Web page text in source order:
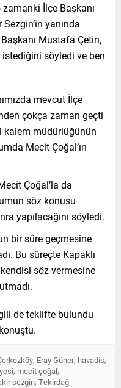
İlçe Başkanı
yanında
Mustafa Çetin,
söyledi ve ben
mevcut İlçe
çokça zaman geçti
kalem müdürlüğünün
Mecit Çoğal’ın
Çoğal’la da
söz konusu
yapılacağını söyledi.
bir süre geçmesine
Bu süreçte Kapaklı
söz vermesine
de teklifte bulundu
, Eray Güner, havadis,
, mecit çoğal,
sezgin, Tekirdağ